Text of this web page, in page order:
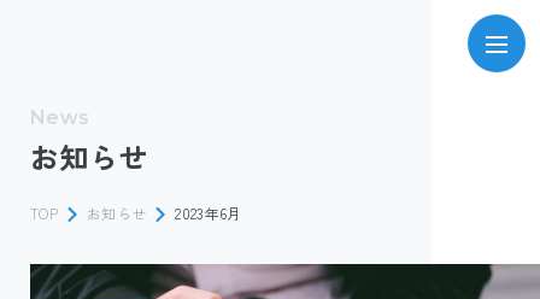
News
お知らせ
TOP お知らせ 2023年6月